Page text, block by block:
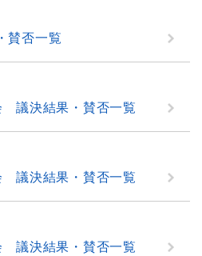
賛否一覧
議決結果・賛否一覧
議決結果・賛否一覧
議決結果・賛否一覧